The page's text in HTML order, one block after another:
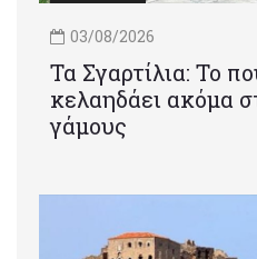
03/08/2026
Τα Σγαρτίλια: Το
κελαηδάει ακόμα
γάμους